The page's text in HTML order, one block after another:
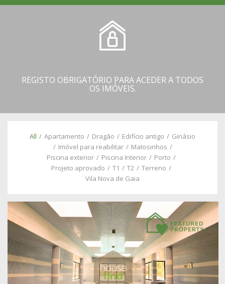
REGISTO OBRIGATÓRIO PARA ACEDER A TODOS
OS IMÓVEIS.
All / Apartamento / Dragão / Edifício antigo / Ginásio
/ Imóvel para reabilitar / Matosinhos /
Piscina exterior / Piscina Interior / Porto /
Projeto aprovado / T1 / T2 / Terreno /
Vila Nova de Gaia